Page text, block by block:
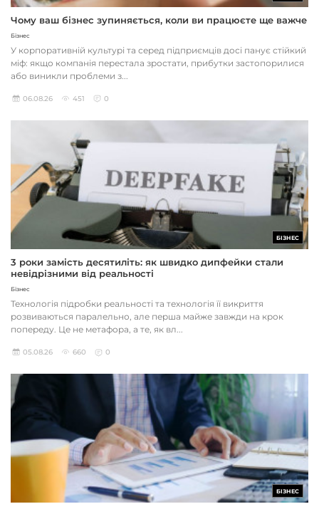
Чому ваш бізнес зупиняється, коли ви працюєте ще важче
Бізнес
У корпоративній культурі та серед підприємців досі панує стійкий
міф: якщо компанія перестала зростати, прибутки застопорилися
або виникли проблеми з...
06.08.26 451 0
БІЗНЕС
3 роки замість десятиліть: як швидко дипфейки стали
невідрізними від реальності
Бізнес
Технологія підробки реальності та технологія її викриття
розвиваються паралельно, але перша майже завжди на крок
попереду. Це не метафора, а те, як вл...
05.08.26 660 0
БІЗНЕС